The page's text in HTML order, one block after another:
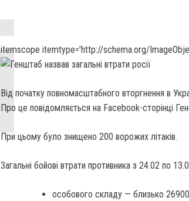
itemscope itemtype=’http://schema.org/
Від початку повномасштабного вторгнення в
Про це повідомляється на Facebook-сторінці
При цьому було знищено 200 ворожих літаків.
Загальні бойові втрати противника з 24.02 по
особового складу — близько 26900